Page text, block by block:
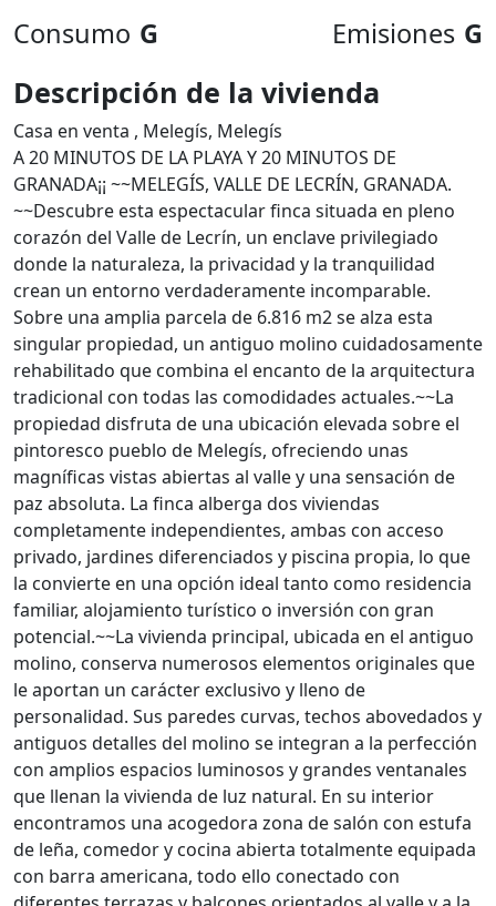
Consumo G Emisiones G
Descripción de la vivienda
Casa en venta , Melegís, Melegís
A 20 MINUTOS DE LA PLAYA Y 20 MINUTOS DE
GRANADA¡¡ ~~MELEGÍS, VALLE DE LECRÍN, GRANADA.
~~Descubre esta espectacular finca situada en pleno
corazón del Valle de Lecrín, un enclave privilegiado
donde la naturaleza, la privacidad y la tranquilidad
crean un entorno verdaderamente incomparable.
Sobre una amplia parcela de 6.816 m2 se alza esta
singular propiedad, un antiguo molino cuidadosamente
rehabilitado que combina el encanto de la arquitectura
tradicional con todas las comodidades actuales.~~La
propiedad disfruta de una ubicación elevada sobre el
pintoresco pueblo de Melegís, ofreciendo unas
magníficas vistas abiertas al valle y una sensación de
paz absoluta. La finca alberga dos viviendas
completamente independientes, ambas con acceso
privado, jardines diferenciados y piscina propia, lo que
la convierte en una opción ideal tanto como residencia
familiar, alojamiento turístico o inversión con gran
potencial.~~La vivienda principal, ubicada en el antiguo
molino, conserva numerosos elementos originales que
le aportan un carácter exclusivo y lleno de
personalidad. Sus paredes curvas, techos abovedados y
antiguos detalles del molino se integran a la perfección
con amplios espacios luminosos y grandes ventanales
que llenan la vivienda de luz natural. En su interior
encontramos una acogedora zona de salón con estufa
de leña, comedor y cocina abierta totalmente equipada
con barra americana, todo ello conectado con